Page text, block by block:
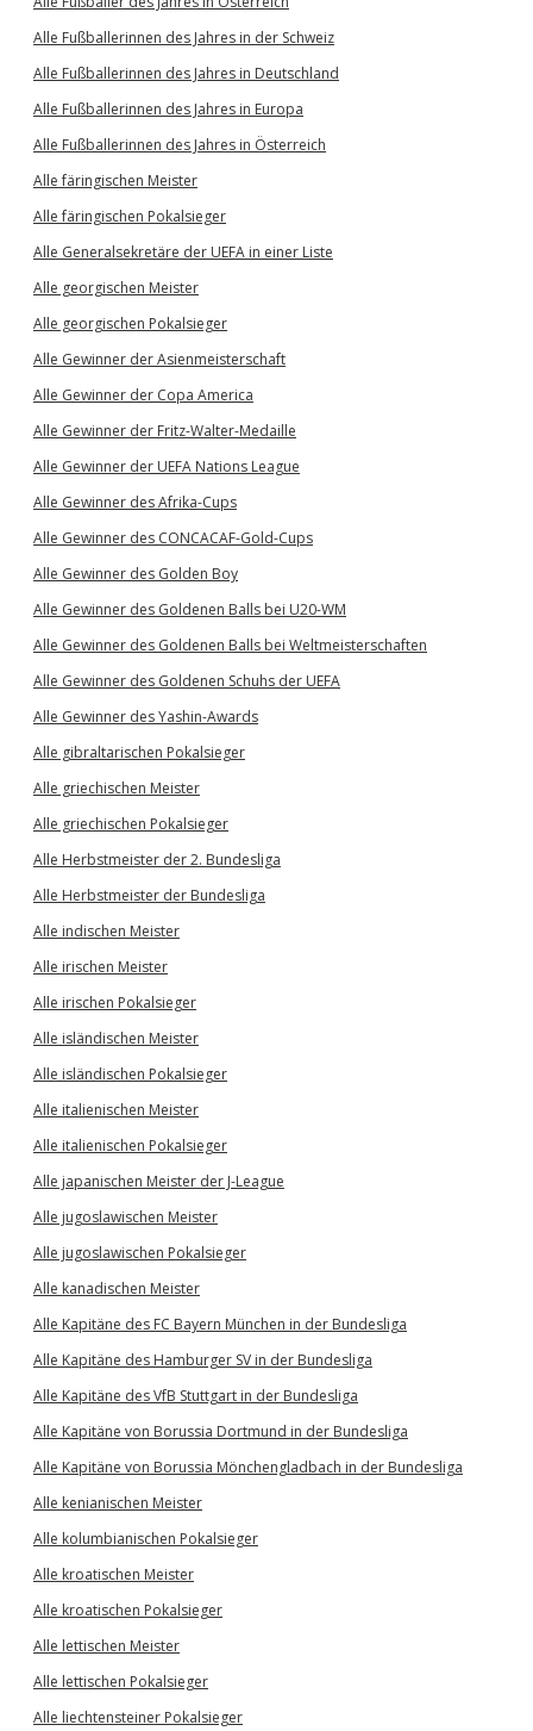
Alle Fußballerinnen des Jahres in der Schweiz
Alle Fußballerinnen des Jahres in Deutschland
Alle Fußballerinnen des Jahres in Europa
Alle Fußballerinnen des Jahres in Österreich
Alle färingischen Meister
Alle färingischen Pokalsieger
Alle Generalsekretäre der UEFA in einer Liste
Alle georgischen Meister
Alle georgischen Pokalsieger
Alle Gewinner der Asienmeisterschaft
Alle Gewinner der Copa America
Alle Gewinner der Fritz-Walter-Medaille
Alle Gewinner der UEFA Nations League
Alle Gewinner des Afrika-Cups
Alle Gewinner des CONCACAF-Gold-Cups
Alle Gewinner des Golden Boy
Alle Gewinner des Goldenen Balls bei U20-WM
Alle Gewinner des Goldenen Balls bei Weltmeisterschaften
Alle Gewinner des Goldenen Schuhs der UEFA
Alle Gewinner des Yashin-Awards
Alle gibraltarischen Pokalsieger
Alle griechischen Meister
Alle griechischen Pokalsieger
Alle Herbstmeister der 2. Bundesliga
Alle Herbstmeister der Bundesliga
Alle indischen Meister
Alle irischen Meister
Alle irischen Pokalsieger
Alle isländischen Meister
Alle isländischen Pokalsieger
Alle italienischen Meister
Alle italienischen Pokalsieger
Alle japanischen Meister der J-League
Alle jugoslawischen Meister
Alle jugoslawischen Pokalsieger
Alle kanadischen Meister
Alle Kapitäne des FC Bayern München in der Bundesliga
Alle Kapitäne des Hamburger SV in der Bundesliga
Alle Kapitäne des VfB Stuttgart in der Bundesliga
Alle Kapitäne von Borussia Dortmund in der Bundesliga
Alle Kapitäne von Borussia Mönchengladbach in der Bundesliga
Alle kenianischen Meister
Alle kolumbianischen Pokalsieger
Alle kroatischen Meister
Alle kroatischen Pokalsieger
Alle lettischen Meister
Alle lettischen Pokalsieger
Alle liechtensteiner Pokalsieger